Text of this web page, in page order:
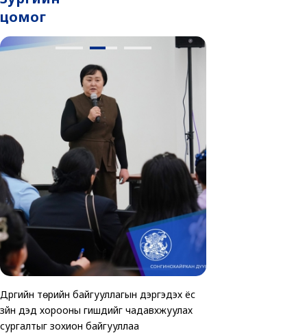
цомог
Дүүргийн төрийн байгууллагын дэргэдэх ёс
зүйн дэд хорооны гишүүдийг чадавхжуулах
сургалтыг зохион байгууллаа